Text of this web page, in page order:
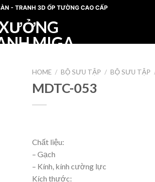
- TRANH 3D ỐP TƯỜNG CAO CẤP
HOME / BỘ SƯU TẬP / BỘ SƯU TẬP
MDTC-053
Chất liệu:
– Gạch
– Kính, kính cường lực
Kích thước: